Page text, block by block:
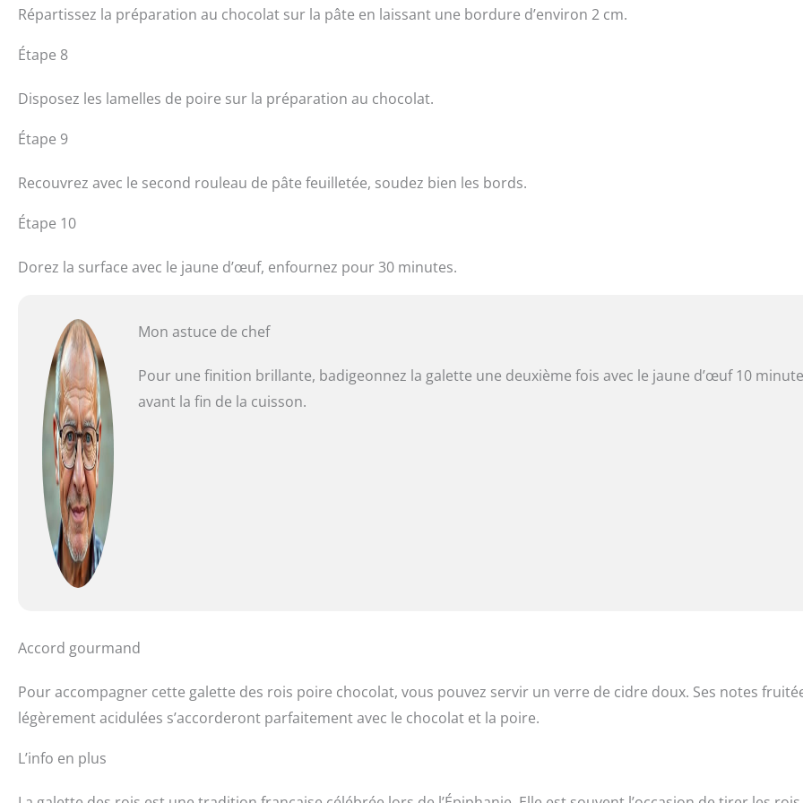
Répartissez la préparation au chocolat sur la pâte en laissant une bordure d’environ 2 cm.
Étape 8
Disposez les lamelles de poire sur la préparation au chocolat.
Étape 9
Recouvrez avec le second rouleau de pâte feuilletée, soudez bien les bords.
Étape 10
Dorez la surface avec le jaune d’œuf, enfournez pour 30 minutes.
Mon astuce de chef
Pour une finition brillante, badigeonnez la galette une deuxième fois avec le jaune d’œuf 10
avant la fin de la cuisson.
Accord gourmand
Pour accompagner cette galette des rois poire chocolat, vous pouvez servir un verre de cidre doux. Ses notes
légèrement acidulées s’accorderont parfaitement avec le chocolat et la poire.
L’info en plus